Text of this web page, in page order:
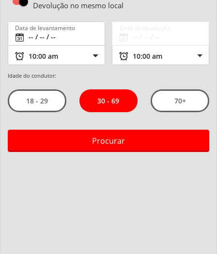
Devolução no mesmo local
Data de levantamento
Idade do condutor:
18 - 29 30 - 69 70+
Procurar